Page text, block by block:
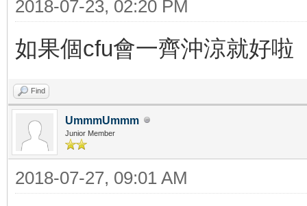
2018-07-23, 02:20 PM
如果個cfu會一齊沖涼就好啦
Find
UmmmUmmm
Junior Member
2018-07-27, 09:01 AM